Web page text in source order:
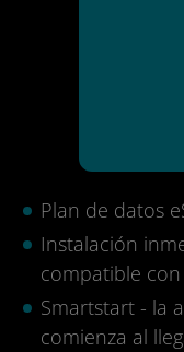
Plan de datos
Instalación
compatible
Smartstart - la
comienza al